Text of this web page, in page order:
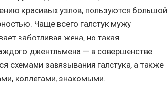
красивых узлов, пользуются большой
Чаще всего галстук мужу
заботливая жена, но такая
джентльмена — в совершенстве
схемами завязывания галстука, а также
коллегами, знакомыми.